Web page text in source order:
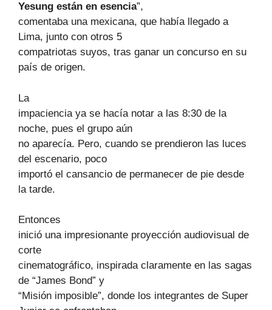
Yesung están en esencia”,
comentaba una mexicana, que había llegado a
Lima, junto con otros 5
compatriotas suyos, tras ganar un concurso en su
país de origen.
La
impaciencia ya se hacía notar a las 8:30 de la
noche, pues el grupo aún
no aparecía. Pero, cuando se prendieron las luces
del escenario, poco
importó el cansancio de permanecer de pie desde
la tarde.
Entonces
inició una impresionante proyección audiovisual de
corte
cinematográfico, inspirada claramente en las sagas
de “James Bond” y
“Misión imposible”, donde los integrantes de Super